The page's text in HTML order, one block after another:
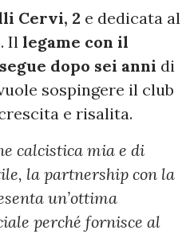
Cervi, 2 e dedicata al
Il legame con il
dopo sei anni di
sospingere il club
e risalita.
calcistica mia e di
la partnership con la
un’ottima
perché fornisce al